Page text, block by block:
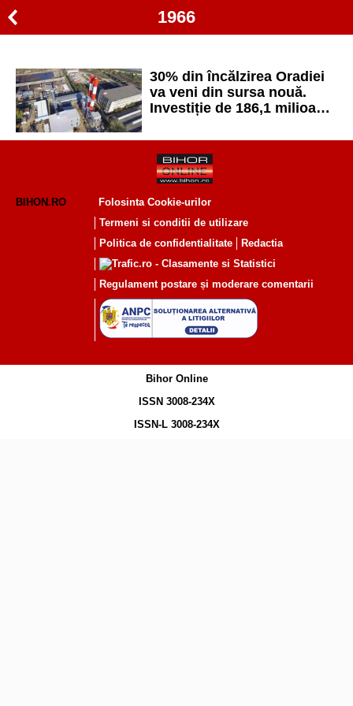
1966
30% din încălzirea Oradiei
va veni din sursa nouă.
Investiție de 186,1 milioane
comprimat în 10
BIHON.RO
Folosinta Cookie-urilor
Termeni si conditii de utilizare
Politica de confidentialitate
Redactia
Regulament postare și moderare comentarii
Bihor Online
ISSN 3008-234X
ISSN-L 3008-234X